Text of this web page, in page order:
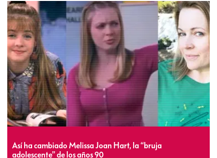
Así ha cambiado Melissa Joan Hart, la “bruja
adolescente” de los años 90